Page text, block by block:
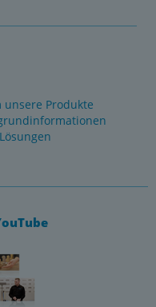
unsere Produkte